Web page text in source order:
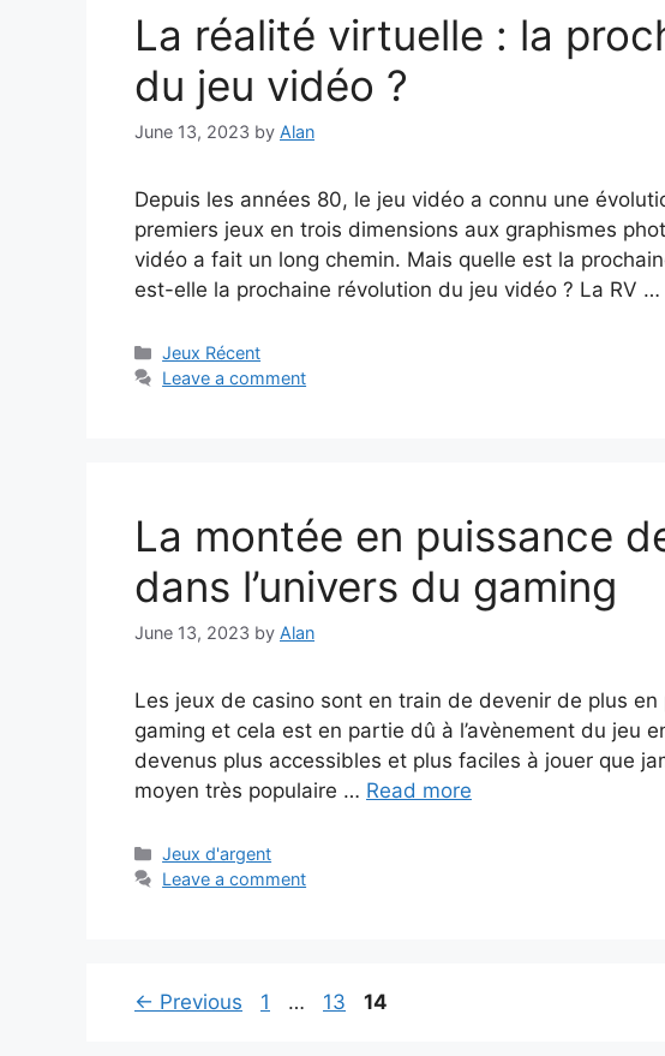
La réalité virtuelle : la
du jeu vidéo ?
June 13, 2023 by Alan
Depuis les années 80, le jeu vidéo a connu une
premiers jeux en trois dimensions aux graphismes
vidéo a fait un long chemin. Mais quelle est la
est-elle la prochaine révolution du jeu vidéo ? La RV …
Categories
Jeux Récent
Leave a comment
La montée en puissance
dans l’univers du gaming
June 13, 2023 by Alan
Les jeux de casino sont en train de devenir de plus
gaming et cela est en partie dû à l’avènement du jeu
devenus plus accessibles et plus faciles à jouer que
moyen très populaire … Read more
Categories
Jeux d'argent
Leave a comment
← Previous Page
1 … Page
13 Page
14